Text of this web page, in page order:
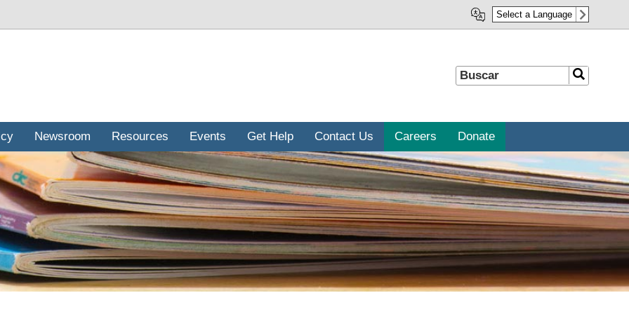
Select a Language
Buscar Buscar
Newsroom Resources Events Get Help Contact Us Careers Donate